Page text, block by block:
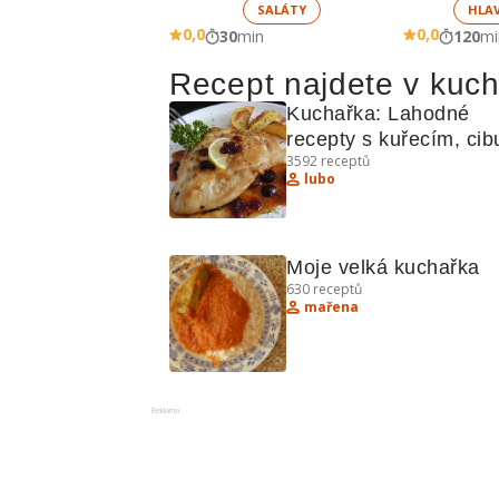
SALÁTY
0,0 30min 0,0 120
Recept najdete v
Kuchařka: Lahodné
recepty s kuřecím,
fazolemi
3592 receptů
lubo
Moje velká kuchařka
630 receptů
mařena
Reklama